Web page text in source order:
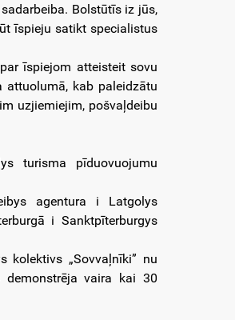
Bolstūtīs iz jūs,
īspieju satikt specialistus
īspiejom atteisteit sovu
attuolumā, kab paleidzātu
uzjiemiejim, pošvaļdeibu
turisma pīduovuojumu
agentura i Latgolys
i Sanktpīterburgys
kolektivs „Sovvaļnīki” nu
demonstrēja vaira kai 30